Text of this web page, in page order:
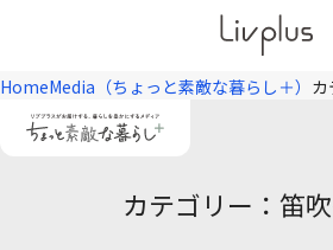
HomeMedia（ちょっと素敵な暮らし＋）
カテゴリー：笛